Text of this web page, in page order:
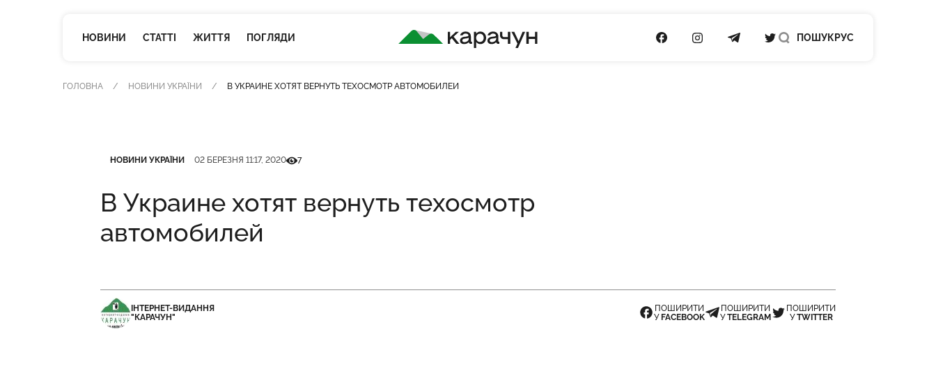
НОВИНИ СТАТТІ ЖИТТЯ ПОГЛЯДИ
КАРАЧУН
ПОСИЛАННЯ НА FACEBOOK
ПОСИЛАННЯ НА INSTAGRAM
ПОСИЛАННЯ НА TELEGRAM
ПОСИЛАННЯ НА TWITTER
ПОШУК РУС
ГОЛОВНА НОВИНИ УКРАЇНИ В УКРАИНЕ ХОТЯТ ВЕРНУТЬ ТЕХОСМОТР АВТОМОБИЛЕЙ
НОВИНИ УКРАЇНИ 02 БЕРЕЗНЯ 11:17, 2020Кількість переглядів
7
В Украине хотят вернуть техосмотр
автомобилей
ІНТЕРНЕТ-ВИДАННЯ
"КАРАЧУН"
ПОШИРИТИ
У FACEBOOK
ПОШИРИТИ
УTELEGRAM
ПОШИРИТИ
УTWITTER